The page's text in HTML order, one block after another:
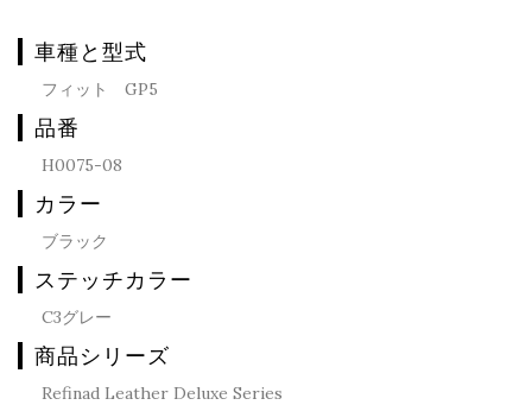
車種と型式
フィット GP5
品番
H0075-08
カラー
ブラック
ステッチカラー
C3グレー
商品シリーズ
Refinad Leather Deluxe Series